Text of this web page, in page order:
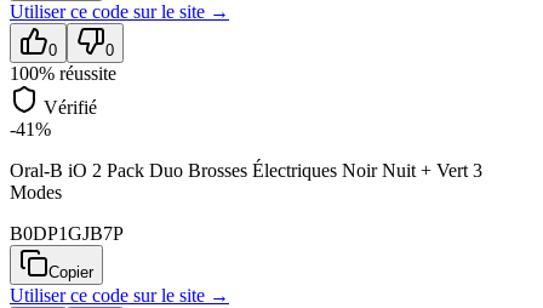
Utiliser ce code surle site →
0 0
100% réussite
Vérifié
-41%
Oral-B iO 2 Pack Duo Brosses Électriques Noir Nuit + Vert 3
Modes
B0DP1GJB7P
Copier
Utiliser ce code surle site →